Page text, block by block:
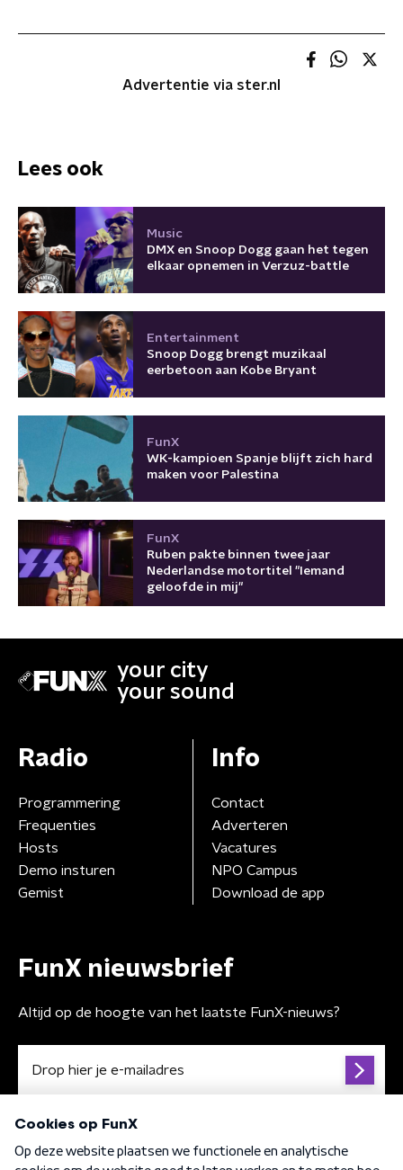
Advertentie via ster.nl
Lees ook
Music
DMX en Snoop Dogg gaan het tegen
elkaar opnemen in Verzuz-battle
Entertainment
Snoop Dogg brengt muzikaal
eerbetoon aan Kobe Bryant
FunX
WK-kampioen Spanje blijft zich hard
maken voor Palestina
FunX
Ruben pakte binnen twee jaar
Nederlandse motortitel "Iemand
geloofde in mij"
your city
your sound
Radio
Programmering
Frequenties
Hosts
Demo insturen
Gemist
Info
Contact
Adverteren
Vacatures
NPO Campus
Download de app
FunX nieuwsbrief
Altijd op de hoogte van het laatste FunX-nieuws?